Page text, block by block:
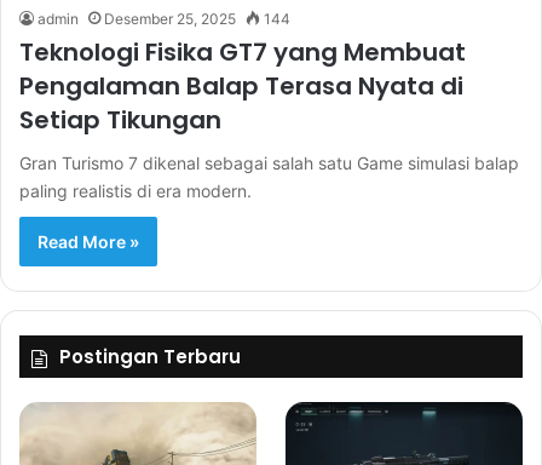
admin Desember 25, 2025 144
Teknologi Fisika GT7 yang Membuat
Pengalaman Balap Terasa Nyata di
Setiap Tikungan
Gran Turismo 7 dikenal sebagai salah satu Game simulasi balap
paling realistis di era modern.
Read More »
Postingan Terbaru